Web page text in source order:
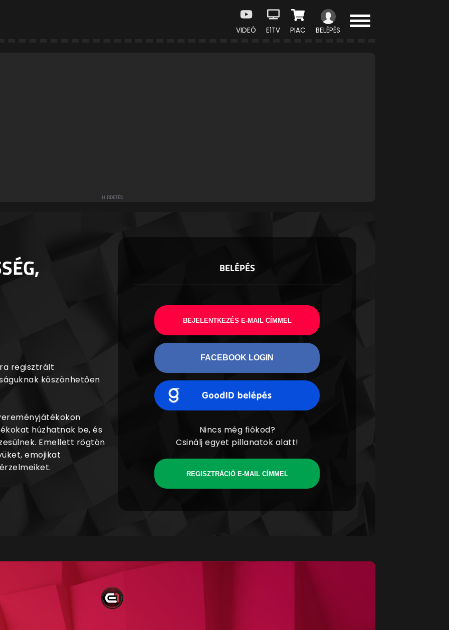
VIDEÓ E1TV PIAC BELÉPÉS
regisztrált
köszönhetően
húzhatnak be, és
Emellett rögtön
emojikat
BELÉPÉS
BEJELENTKEZÉS E-MAIL CÍMMEL
FACEBOOK LOGIN
Nincs még fiókod?
Csinálj egyet pillanatok alatt!
REGISZTRÁCIÓ E-MAIL CÍMMEL